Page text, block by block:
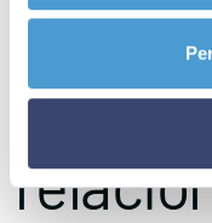
Pacientes. ¿Y la tuya?